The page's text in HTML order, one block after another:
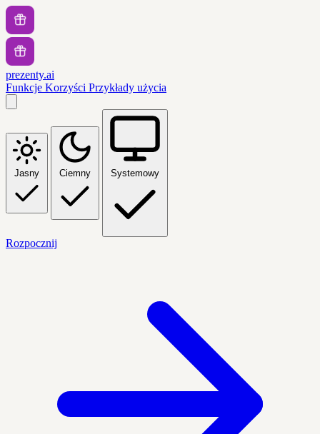
prezenty.ai
Funkcje Korzyści Przykłady użycia
Jasny Ciemny Systemowy
Rozpocznij